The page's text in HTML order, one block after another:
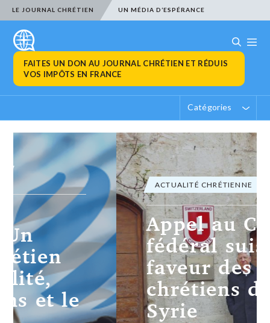
LE JOURNAL CHRÉTIEN UN MÉDIA D’ESPÉRANCE
FAITES UN DON AU JOURNAL CHRÉTIEN ET RÉDUIS
VOS IMPÔTS EN FRANCE
Catégories
ACTUALITÉ CHRÉTIENNE
Appel au Conseil
fédéral suisse en
faveur des
chrétiens de
Syrie